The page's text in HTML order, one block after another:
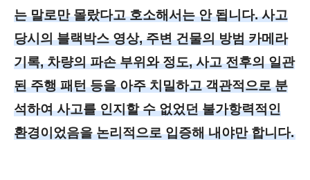
는 말로만 몰랐다고 호소해서는 안 됩니다. 사고
당시의 블랙박스 영상, 주변 건물의 방범 카메라
기록, 차량의 파손 부위와 정도, 사고 전후의 일관
된 주행 패턴 등을 아주 치밀하고 객관적으로 분
석하여 사고를 인지할 수 없었던 불가항력적인
환경이었음을 논리적으로 입증해 내야만 합니다.